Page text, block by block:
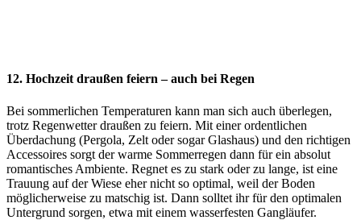
12. Hochzeit draußen feiern – auch bei Regen
Bei sommerlichen Temperaturen kann man sich auch überlegen,
trotz Regenwetter draußen zu feiern. Mit einer ordentlichen
Überdachung (Pergola, Zelt oder sogar Glashaus) und den richtigen
Accessoires sorgt der warme Sommerregen dann für ein absolut
romantisches Ambiente. Regnet es zu stark oder zu lange, ist eine
Trauung auf der Wiese eher nicht so optimal, weil der Boden
möglicherweise zu matschig ist. Dann solltet ihr für den optimalen
Untergrund sorgen, etwa mit einem wasserfesten Gangläufer.